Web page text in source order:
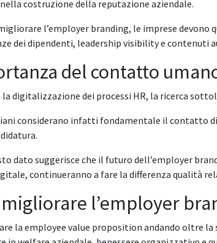
costruzione della reputazione aziendale.
l’employer branding, le imprese
dei dipendenti, leadership visibility e contenuti
del contatto
digitalizzazione dei processi HR, la ricerca
considerano infatti fondamentale il contatto
dato suggerisce che il futuro dell’employer
continueranno a fare la differenza qualità
l’employer
la employee value proposition andando oltre